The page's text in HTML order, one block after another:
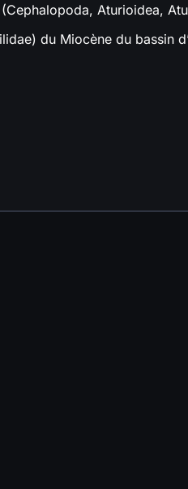
Aturioidea,
du Miocène du bassin